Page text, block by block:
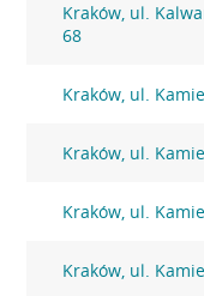
Kraków, ul.
68
Kraków, ul.
Kraków, ul.
Kraków, ul.
Kraków, ul.